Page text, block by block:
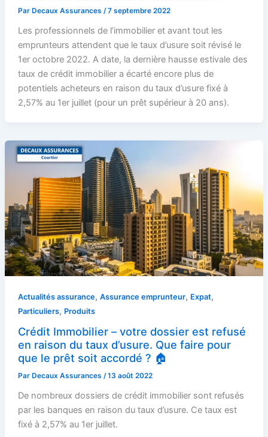
Par Decaux Assurances /7 septembre 2022
Les professionnels de l’immobilier et avant tout les
emprunteurs attendent que le taux d’usure soit révisé le
1er octobre 2022. A date, la dernière hausse estivale des
taux de crédit immobilier a écarté encore plus de
potentiels acheteurs en raison du taux d’usure fixé à
2,57% au 1er juillet (pour un prêt supérieur à 20 ans).
Actualités assurance, Assurance emprunteur, Expat,
Particuliers, Produits
Crédit Immobilier – votre dossier est refusé
en raison du taux d’usure. Que faire pour
que le prêt soit accordé ? 🏠
Par Decaux Assurances /13 août 2022
De nombreux dossiers de crédit immobilier sont refusés
par les banques en raison du taux d’usure. Ce taux est
fixé à 2,57% au 1er juillet.